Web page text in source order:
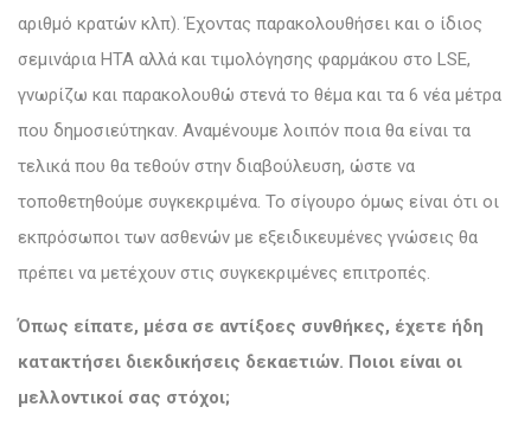
αριθμό κρατών κλπ). Έχοντας παρακολουθήσει και ο ίδιος
σεμινάρια HTA αλλά και τιμολόγησης φαρμάκου στο LSE,
γνωρίζω και παρακολουθώ στενά το θέμα και τα 6 νέα μέτρα
που δημοσιεύτηκαν. Αναμένουμε λοιπόν ποια θα είναι τα
τελικά που θα τεθούν στην διαβούλευση, ώστε να
τοποθετηθούμε συγκεκριμένα. Το σίγουρο όμως είναι ότι οι
εκπρόσωποι των ασθενών με εξειδικευμένες γνώσεις θα
πρέπει να μετέχουν στις συγκεκριμένες επιτροπές.
Όπως είπατε, μέσα σε αντίξοες συνθήκες, έχετε ήδη
κατακτήσει διεκδικήσεις δεκαετιών. Ποιοι είναι οι
μελλοντικοί σας στόχοι;